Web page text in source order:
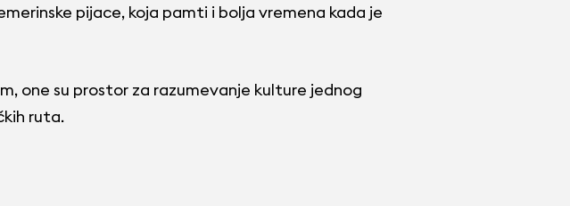
pijace, koja pamti i bolja vremena kada je
one su prostor za razumevanje kulture jednog
ruta.